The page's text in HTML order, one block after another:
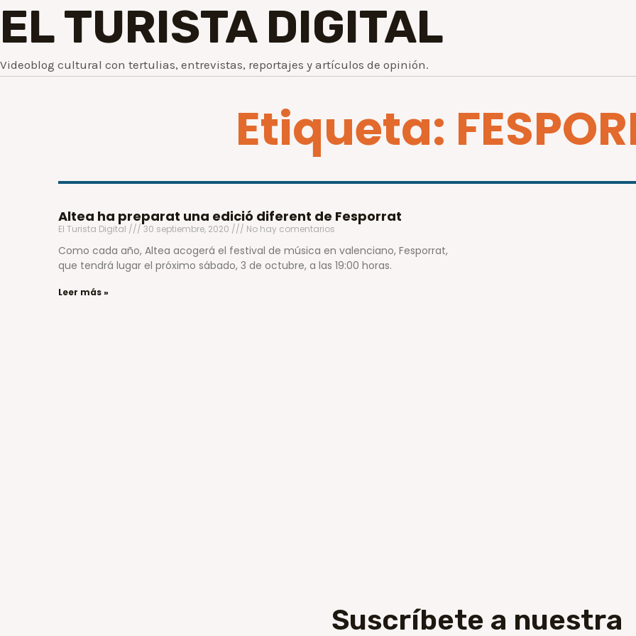
EL TURISTA DIGITAL
Videoblog cultural con tertulias, entrevistas, reportajes y artículos de opinión.
Etiqueta:
Altea ha preparat una edició diferent de Fesporrat
El Turista Digital 30 septiembre, 2020 No hay comentarios
Como cada año, Altea acogerá el festival de música en valenciano, Fesporrat,
que tendrá lugar el próximo sábado, 3 de octubre, a las 19:00 horas.
Leer más »
Suscríbete a nuestra